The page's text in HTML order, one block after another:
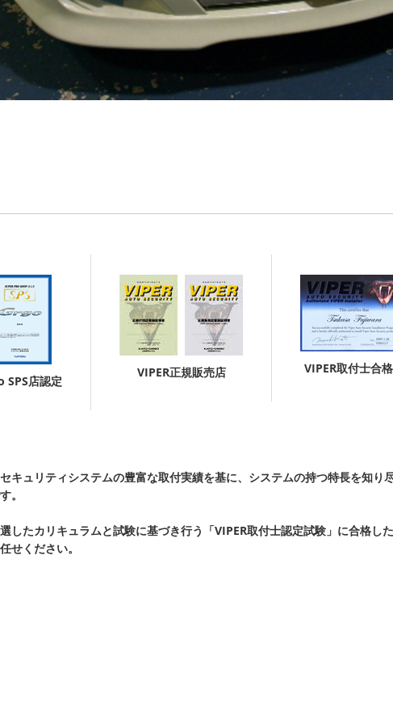
SPS店認定
VIPER正規販売店 VIPER取付士合
キュリティシステムの豊富な取付実績を基に、システムの持つ特長を知り
。
したカリキュラムと試験に基づき行う「VIPER取付士認定試験」に合格し
せください。